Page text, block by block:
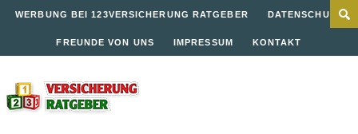
WERBUNG BEI 123VERSICHERUNG RATGEBER DATENSCHUTZ
FREUNDE VON UNS IMPRESSUM KONTAKT